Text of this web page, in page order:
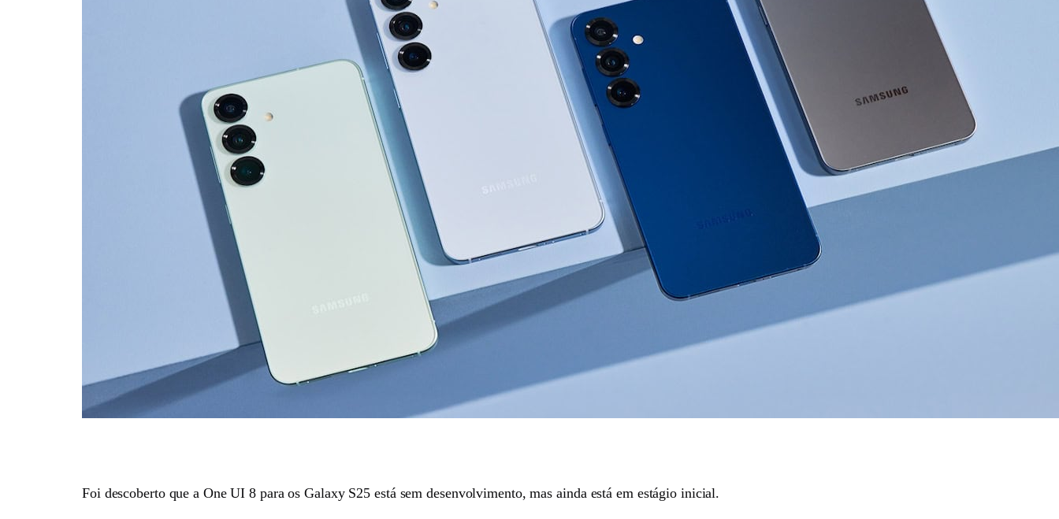
Foi descoberto que a One UI 8 para os Galaxy S25 está sem desenvolvimento, mas ainda está em estágio inicial.